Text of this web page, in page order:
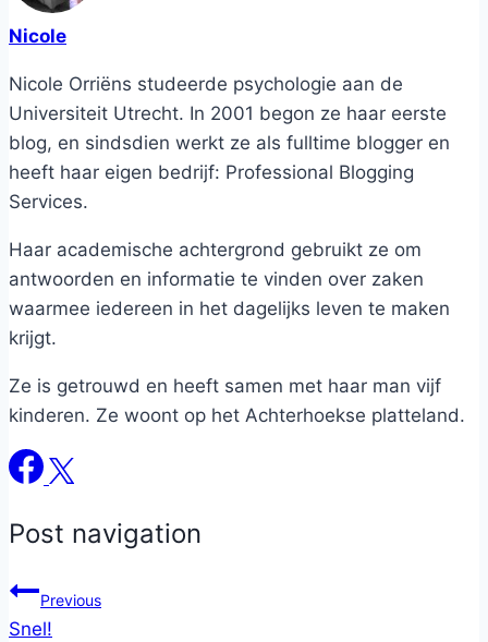
Nicole
Nicole Orriëns studeerde psychologie aan de
Universiteit Utrecht. In 2001 begon ze haar eerste
blog, en sindsdien werkt ze als fulltime blogger en
heeft haar eigen bedrijf: Professional Blogging
Services.
Haar academische achtergrond gebruikt ze om
antwoorden en informatie te vinden over zaken
waarmee iedereen in het dagelijks leven te maken
krijgt.
Ze is getrouwd en heeft samen met haar man vijf
kinderen. Ze woont op het Achterhoekse platteland.
Post navigation
Previous
Snel!